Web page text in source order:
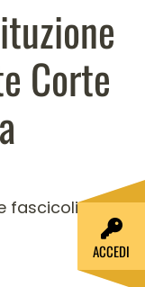
Corte
fascicoli di
ACCEDI